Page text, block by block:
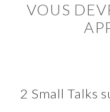
VOUS
2 Small Talks